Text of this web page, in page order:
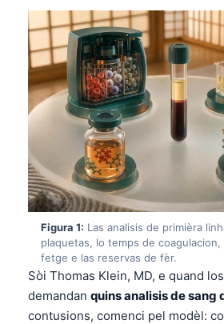
Figura 1: Las analisis de primièra
plaquetas, lo temps de
fetge e las reservas de fèr.
Sòi Thomas Klein, MD, e quand
demandan quins analisis de sang
contusions, comenci pel modèl: